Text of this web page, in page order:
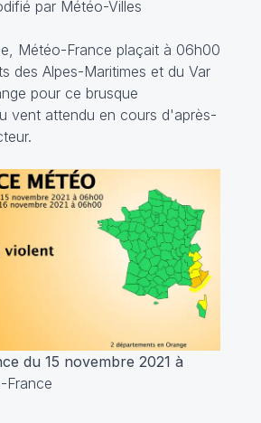
par Météo-Villes
Météo-France plaçait à 06h00
des Alpes-Maritimes et du Var
pour ce brusque
vent attendu en cours d'après-
du 15 novembre 2021 à
France